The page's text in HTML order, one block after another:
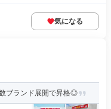
気になる
ブランド展開で昇格◎